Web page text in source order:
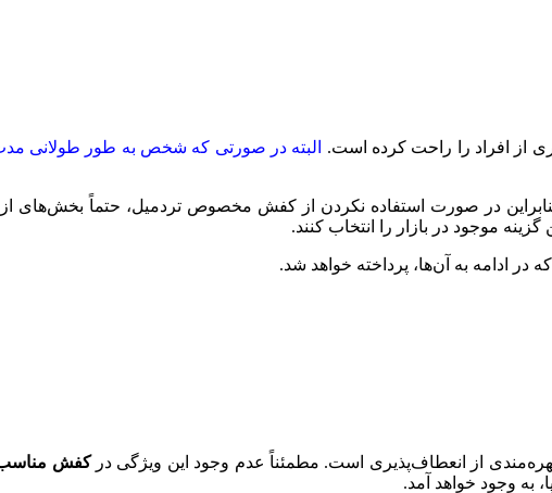
از افراد را راحت کرده است. البته در صورتی که شخص به طور طولانی
در صورت استفاده نکردن از کفش مخصوص تردمیل، حتماً بخش‌های از
موجود در بازار را انتخاب کنند.
در ادامه به آن‌ها، پرداخته خواهد شد.
از انعطاف‌پذیری است. مطمئناً عدم وجود این ویژگی درکفش مناسب
به وجود خواهد آمد.